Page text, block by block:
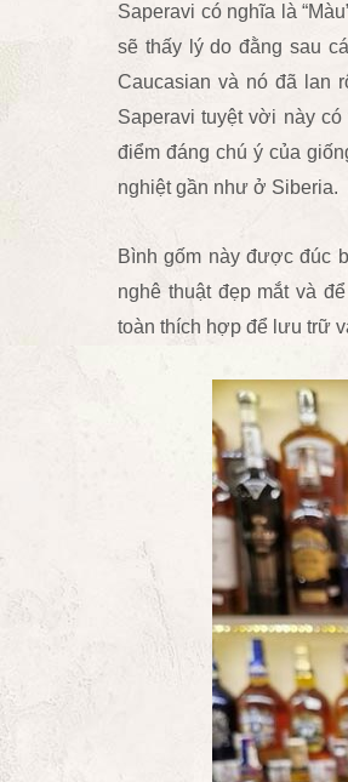
Saperavi có nghĩa là
sẽ thấy lý do đằng sau
Caucasian và nó đã lan
Saperavi tuyệt vời này
điểm đáng chú ý của
nghiệt gần như ở Siberia.
Bình gốm này được đúc
nghê thuật đẹp mắt và
toàn thích hợp để lưu trữ